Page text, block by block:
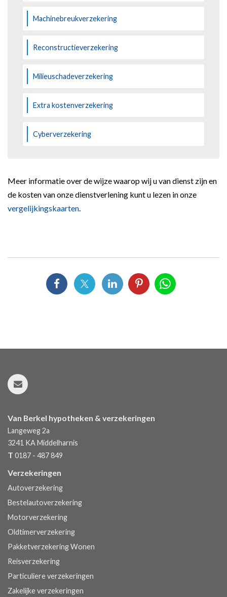
Machinebreukverzekering
Reconstructieverzekering
Milieuschadeverzekering
Extra kostenverzekering
Cyberverzekering
Meer informatie over de wijze waarop wij u van dienst zijn en
de kosten van onze dienstverlening kunt u lezen in onze
vergelijkingskaarten
Van Berkel hypotheken & verzekeringen
Langeweg 2a
3241 KA Middelharnis
T 0187 - 487 849
Verzekeringen
Autoverzekering
Bestelautoverzekering
Motorverzekering
Oldtimerverzekering
Pakketverzekering Wonen
Reisverzekering
Particuliere verzekeringen
Zakelijke verzekeringen